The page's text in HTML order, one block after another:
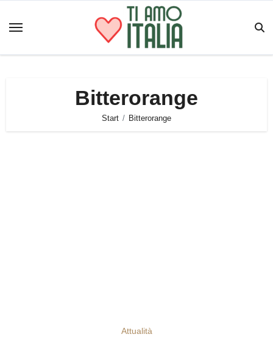
Inhalt
Bitterorange
Start Bitterorange
Attualità